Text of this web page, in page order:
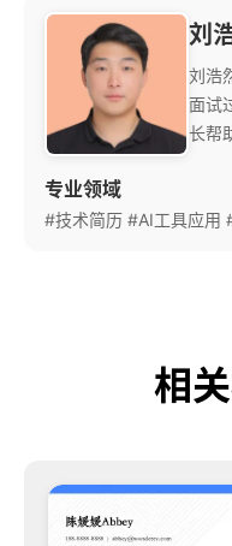
刘
刘浩
面试
长帮
献转
专业领域
#技术简历 #AI工具应用
相